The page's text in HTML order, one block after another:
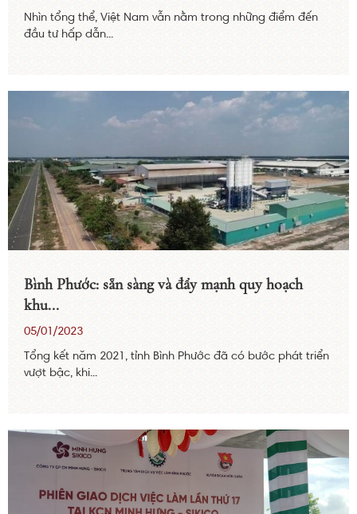
Nhìn tổng thể, Việt Nam vẫn nằm trong những điểm đến
đầu tư hấp dẫn...
Bình Phước: sẵn sàng và đẩy mạnh quy hoạch
khu...
05/01/2023
Tổng kết năm 2021, tỉnh Bình Phước đã có bước phát triển
vượt bậc, khi...